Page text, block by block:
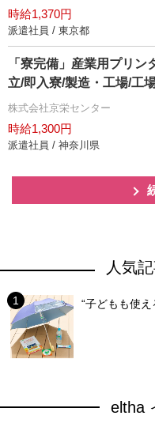
時給1,370円
派遣社員 / 東京都
「寮完備」産業用プリ
立/即入寮/製造・工場/工
株式会社京栄センター
時給1,300円
派遣社員 / 神奈川県
人気
“子どもも使
eltha